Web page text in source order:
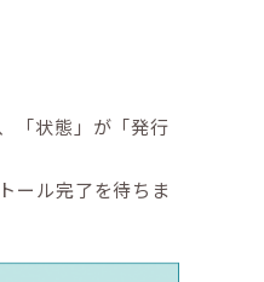
「状態」が「発行
ール完了を待ちま